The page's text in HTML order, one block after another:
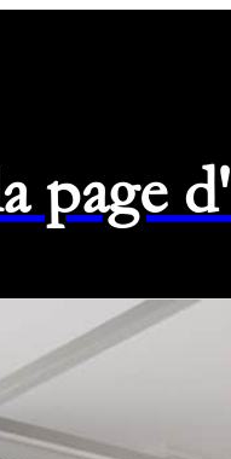
page